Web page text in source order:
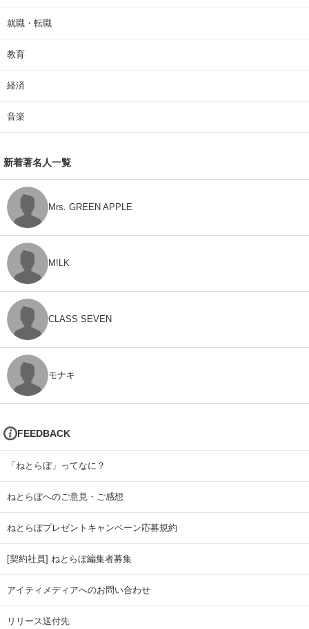
就職・転職
教育
経済
音楽
新着著名人一覧
Mrs. GREEN APPLE
M!LK
CLASS SEVEN
モナキ
FEEDBACK
「ねとらぼ」ってなに？
ねとらぼへのご意見・ご感想
ねとらぼプレゼントキャンペーン応募規約
[契約社員] ねとらぼ編集者募集
アイティメディアへのお問い合わせ
リリース送付先